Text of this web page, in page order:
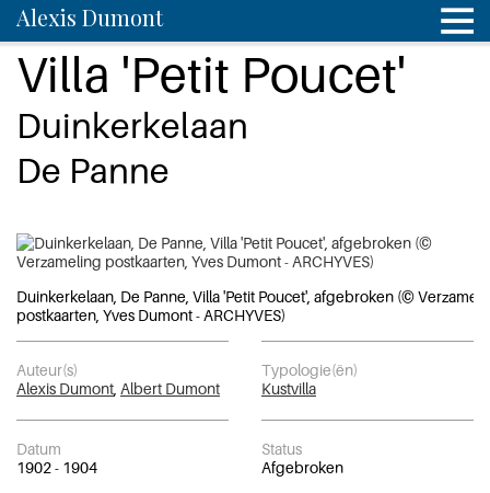
Alexis Dumont
Villa 'Petit Poucet'
Duinkerkelaan
De Panne
Duinkerkelaan, De Panne, Villa 'Petit Poucet', afgebroken (©
postkaarten, Yves Dumont - ARCHYVES)
Auteur(s)
Alexis Dumont Albert Dumont
Typologie(ën)
Kustvilla
Datum
1902 - 1904
Status
Afgebroken